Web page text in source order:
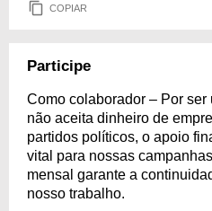
COPIAR
Participe
Como colaborador – Por
não aceita dinheiro de
partidos políticos, o apoio
vital para nossas
mensal garante a
nosso trabalho.